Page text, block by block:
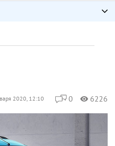
2020, 12:10 0 6226